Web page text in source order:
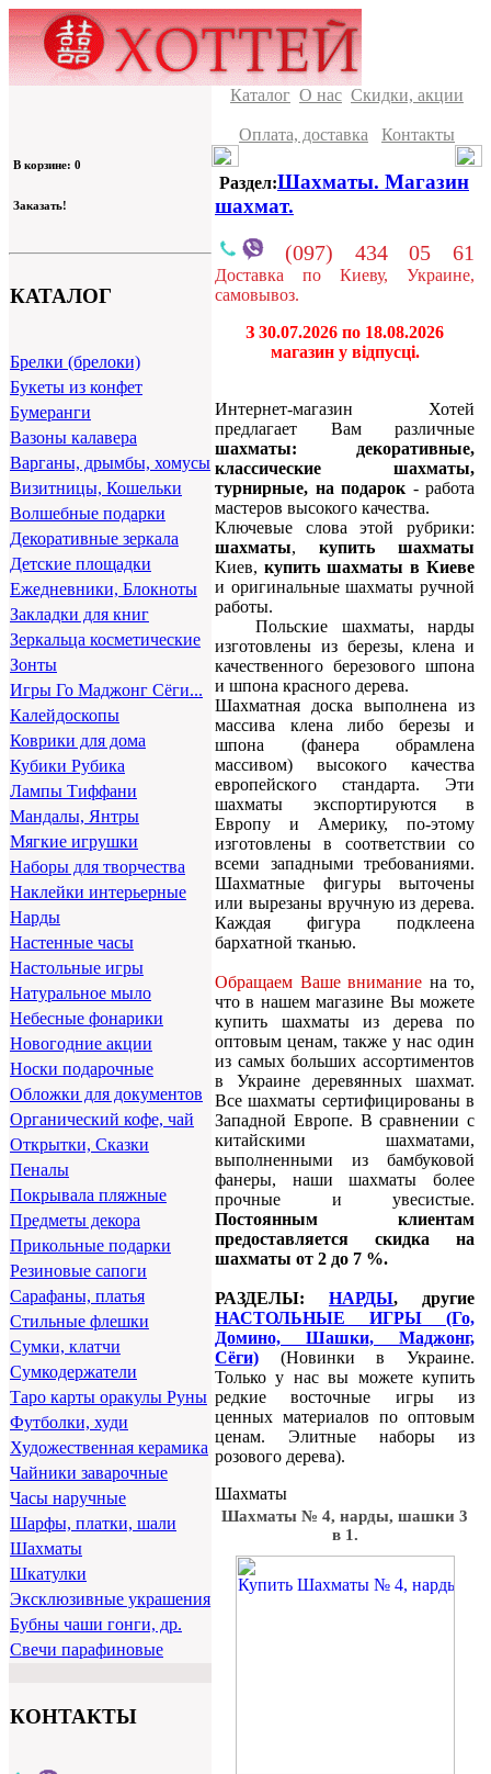
В корзине: 0
Заказать!
КАТАЛОГ
Брелки (брелоки)
Букеты из конфет
Бумеранги
Вазоны калавера
Варганы, дрымбы, хомусы
Визитницы, Кошельки
Волшебные подарки
Декоративные зеркала
Детские площадки
Ежедневники, Блокноты
Закладки для книг
Зеркальца косметические
Зонты
Игры Го Маджонг Сёги...
Калейдоскопы
Коврики для дома
Кубики Рубика
Лампы Тиффани
Мандалы, Янтры
Мягкие игрушки
Наборы для творчества
Наклейки интерьерные
Нарды
Настенные часы
Настольные игры
Натуральное мыло
Небесные фонарики
Новогодние акции
Носки подарочные
Обложки для документов
Органический кофе, чай
Открытки, Сказки
Пеналы
Покрывала пляжные
Предметы декора
Прикольные подарки
Резиновые сапоги
Сарафаны, платья
Стильные флешки
Сумки, клатчи
Сумкодержатели
Таро карты оракулы Руны
Футболки, худи
Художественная керамика
Чайники заварочные
Часы наручные
Шарфы, платки, шали
Шахматы
Шкатулки
Эксклюзивные украшения
Бубны чаши гонги, др.
Свечи парафиновые
КОНТАКТЫ
Каталог О нас Скидки, акции
Оплата, доставка Контакты
Раздел:Шахматы. Магазин
шахмат.
(097) 434 05 61
Доставка по Киеву, Украине,
самовывоз.
З 30.07.2026 по 18.08.2026
магазин у відпусці.
Интернет-магазин Хотей
предлагает Вам различные
шахматы: декоративные,
классические шахматы,
турнирные, на подарок - работа
мастеров высокого качества.
Ключевые слова этой рубрики:
шахматы, купить шахматы
Киев, купить шахматы в Киеве
и оригинальные шахматы ручной
работы.
Польские шахматы, нарды
изготовлены из березы, клена и
качественного березового шпона
и шпона красного дерева.
Шахматная доска выполнена из
массива клена либо березы и
шпона (фанера обрамлена
массивом) высокого качества
европейского стандарта. Эти
шахматы экспортируются в
Европу и Америку, по-этому
изготовлены в соответствии со
всеми западными требованиями.
Шахматные фигуры выточены
или вырезаны вручную из дерева.
Каждая фигура подклеена
бархатной тканью.
Обращаем Ваше внимание на то,
что в нашем магазине Вы можете
купить шахматы из дерева по
оптовым ценам, также у нас один
из самых больших ассортиментов
в Украине деревянных шахмат.
Все шахматы сертифицированы в
Западной Европе. В сравнении с
китайскими шахматами,
выполненными из бамбуковой
фанеры, наши шахматы более
прочные и увесистые.
Постоянным клиентам
предоставляется скидка на
шахматы от 2 до 7 %.
РАЗДЕЛЫ: НАРДЫ, другие
НАСТОЛЬНЫЕ ИГРЫ (Го,
Домино, Шашки, Маджонг,
Сёги) (Новинки в Украине.
Только у нас вы можете купить
редкие восточные игры из
ценных материалов по оптовым
ценам. Элитные наборы из
розового дерева).
Шахматы
Шахматы № 4, нарды, шашки 3
в 1.